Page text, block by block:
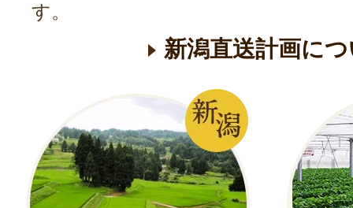
す。
新潟直送計画に